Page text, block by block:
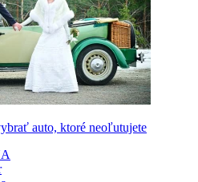
auto, ktoré neoľutujete